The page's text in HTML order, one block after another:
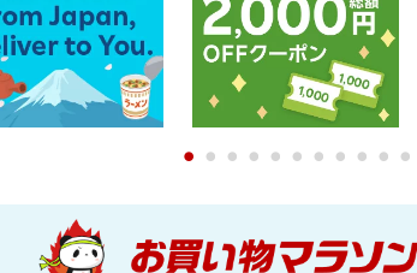
0 1 2 3 4 5 6 7 8 9